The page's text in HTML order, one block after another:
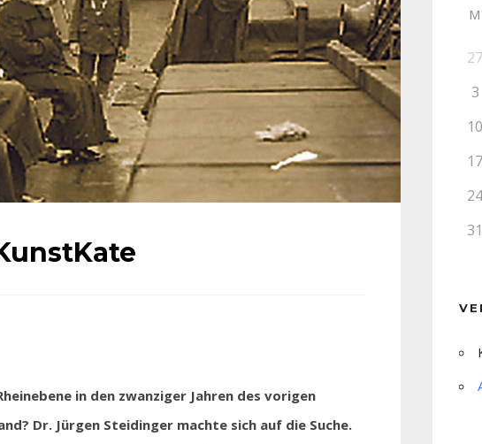
in den zwanziger Jahren des vorigen
Dr. Jürgen Steidinger machte sich auf die Suche.
M
27
3
10
17
24
31